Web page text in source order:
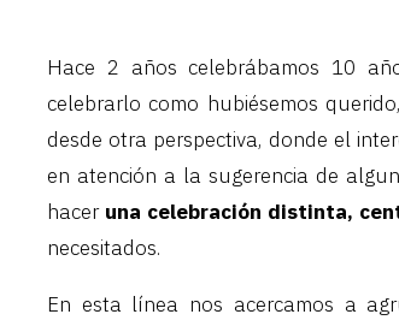
Hace 2 años celebrábamos 10
celebrarlo como hubiésemos
desde otra perspectiva, donde el
en atención a la sugerencia de
hacer una celebración distinta,
necesitados.
En esta línea nos acercamos a